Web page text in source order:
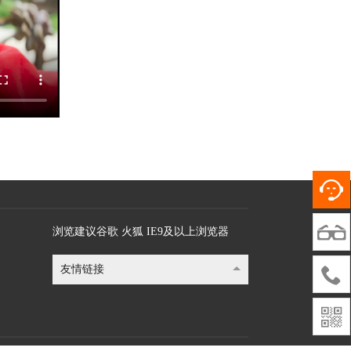
浏览建议谷歌 火狐 IE9及以上浏览器
友情链接


